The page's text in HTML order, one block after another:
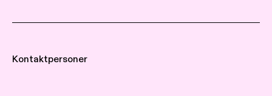
Kontaktpersoner